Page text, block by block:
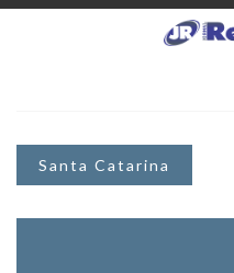
Santa Catarina